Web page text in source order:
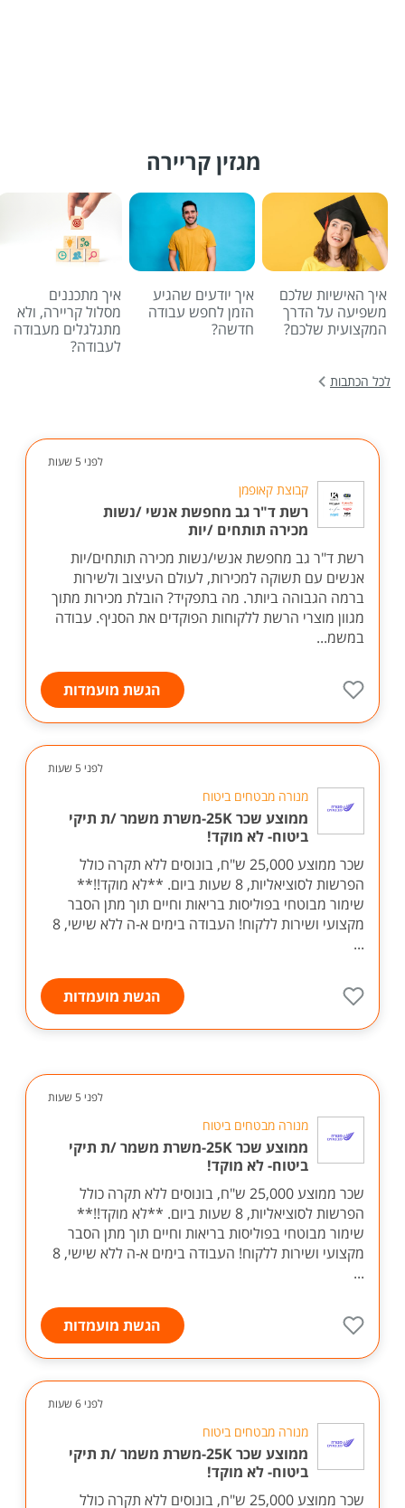
מגזין קריירה
איך האישיות שלכם
משפיעה על הדרך
המקצועית שלכם?
איך יודעים שהגיע
הזמן לחפש עבודה
חדשה?
איך מתכננים
מסלול קריירה, ולא
מתגלגלים מעבודה
לעבודה?
לכל הכתבות
לפני 5 שעות
קבוצת קאופמן
רשת ד"ר גב מחפשת אנשי /נשות
מכירה תותחים /יות
רשת ד"ר גב מחפשת אנשי/נשות מכירה תותחים/יות
אנשים עם תשוקה למכירות, לעולם העיצוב ולשירות
ברמה הגבוהה ביותר. מה בתפקיד? הובלת מכירות מתוך
מגוון מוצרי הרשת ללקוחות הפוקדים את הסניף. עבודה
במשמ...
הגשת מועמדות
לפני 5 שעות
מנורה מבטחים ביטוח
ממוצע שכר 25K-משרת משמר /ת תיקי
ביטוח- לא מוקד!
שכר ממוצע 25,000 ש"ח, בונוסים ללא תקרה כולל
הפרשות לסוציאליות, 8 שעות ביום. **לא מוקד!!**
שימור מבוטחי בפוליסות בריאות וחיים תוך מתן הסבר
מקצועי ושירות ללקוח! העבודה בימים א-ה ללא שישי, 8
...
הגשת מועמדות
לפני 5 שעות
מנורה מבטחים ביטוח
ממוצע שכר 25K-משרת משמר /ת תיקי
ביטוח- לא מוקד!
שכר ממוצע 25,000 ש"ח, בונוסים ללא תקרה כולל
הפרשות לסוציאליות, 8 שעות ביום. **לא מוקד!!**
שימור מבוטחי בפוליסות בריאות וחיים תוך מתן הסבר
מקצועי ושירות ללקוח! העבודה בימים א-ה ללא שישי, 8
...
הגשת מועמדות
לפני 6 שעות
מנורה מבטחים ביטוח
ממוצע שכר 25K-משרת משמר /ת תיקי
ביטוח- לא מוקד!
שכר ממוצע 25,000 ש"ח, בונוסים ללא תקרה כולל